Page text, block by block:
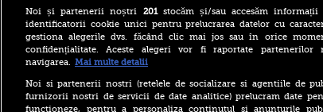
sistem hidraulic de 4.500
ani ar conține secretul
Noi și partenerii noștri 201stocăm și/sau accesăm informații
identificatorii cookie unici pentru prelucrarea datelor cu
gestiona alegerile dvs. făcând clic mai jos sau în orice
confidențialitate. Aceste alegeri vor fi raportate
navigarea. Mai multe detalii
Noi si partenerii nostri (retelele de socializare si agentiile de
furnizorii nostri de servicii de date analitice) prelucram date
functioneze, pentru a personaliza continutul si anunturile